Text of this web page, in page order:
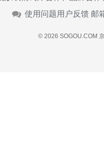
使用问题用户反馈 邮
© 2026 SOGOU.COM